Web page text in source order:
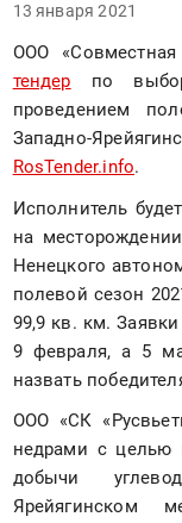
13 января 2021
тендер по
проведением
RosTender.info.
Исполнитель
на
Ненецкого
полевой сезон
99,9 кв. км.
9 февраля, а 5
назвать
ООО «СК
недрами с целью
добычи
Ярейягинском